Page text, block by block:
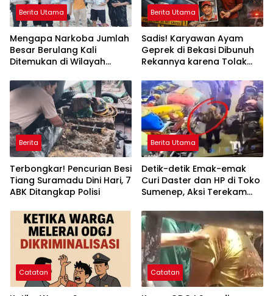
Berita Utama
Mengapa Narkoba Jumlah
Besar Berulang Kali
Ditemukan di Wilayah
Berita Utama
Sadis! Karyawan Ayam
Geprek di Bekasi Dibunuh
Rekannya karena Tolak
Berita
Terbongkar! Pencurian Besi
Tiang Suramadu Dini Hari, 7
ABK Ditangkap Polisi
Berita Utama
Detik-detik Emak-emak
Curi Daster dan HP di Toko
Sumenep, Aksi Terekam
Catatan Catatan